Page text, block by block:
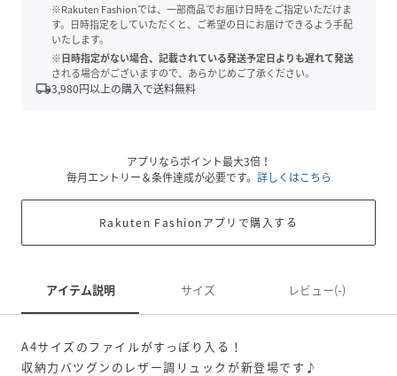
※Rakuten Fashionでは、一部商品でお届け日時をご指定いただけま
す。日時指定をしていただくと、ご希望の日にお届けできるよう手配
いたします。
※日時指定がない場合、記載されている発送予定日よりも遅れて発送
される場合がございますので、あらかじめご了承ください。
local_shipping3,980円以上の購入で送料無料
アプリならポイント最大3倍！
毎月エントリー＆条件達成が必要です。 詳しくはこちら
Rakuten Fashionアプリで購入する
アイテム説明 サイズ レビュー(-)
A4サイズのファイルがすっぽり入る！
収納力バツグンのレザー調リュックが新登場です♪